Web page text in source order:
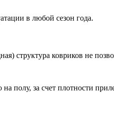
в любой сезон года.
структура ковриков не
полу, за счет плотности